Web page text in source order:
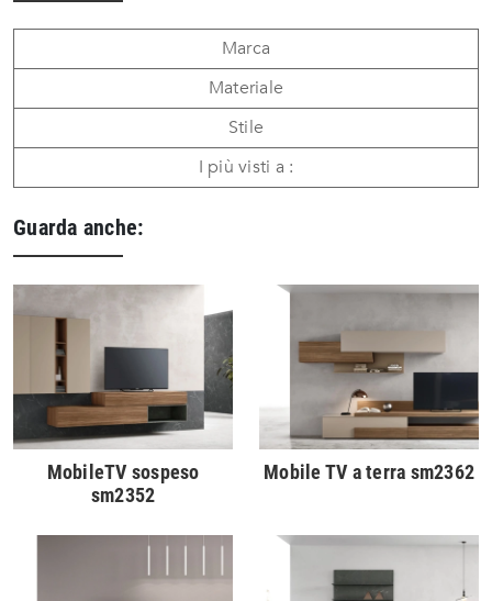
Marca
Materiale
Stile
I più visti a :
Guarda anche:
MobileTV sospeso
sm2352
Mobile TV a terra sm2362